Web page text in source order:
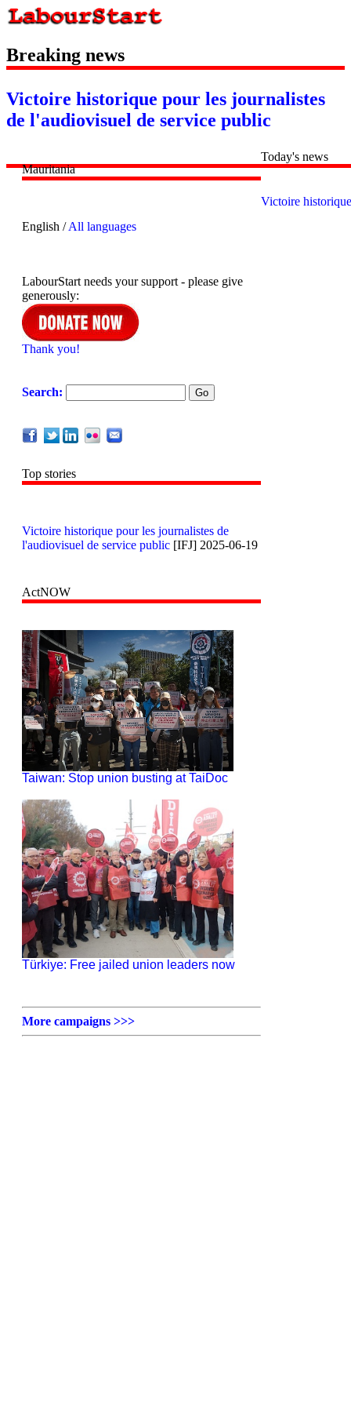
Breaking news
Victoire historique pour les journalistes
de l'audiovisuel de service public
Mauritania
English /All languages
LabourStart needs your support - please give
generously:
Thank you!
Search:
Top stories
Victoire historique pour les journalistes de
l'audiovisuel de service public [IFJ] 2025-06-19
ActNOW
Taiwan: Stop union busting at TaiDoc
Türkiye: Free jailed union leaders now
More campaigns >>>
Today's news
Victoire